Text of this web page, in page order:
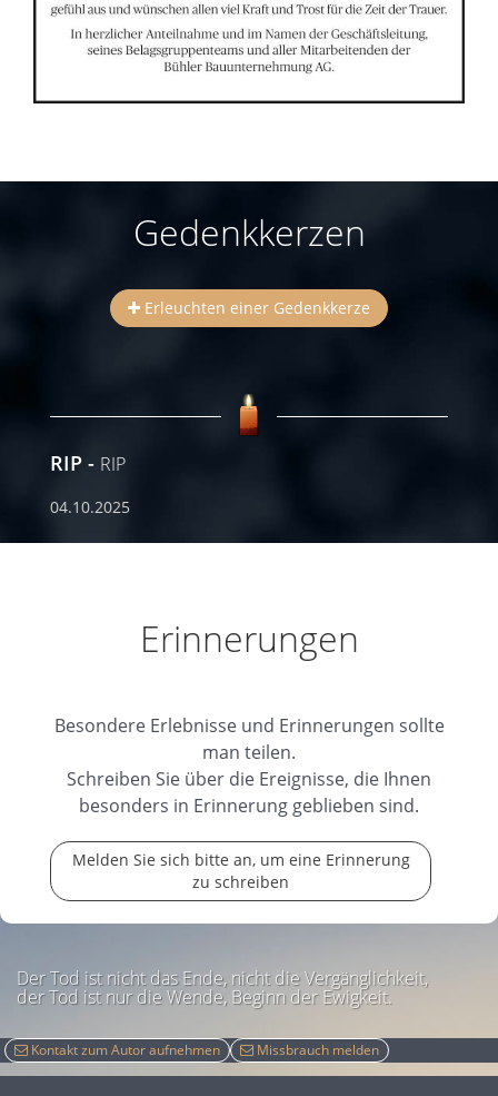
Gedenkkerzen
Erleuchten einer Gedenkkerze
RIP RIP
04.10.2025
Erinnerungen
Besondere Erlebnisse und Erinnerungen sollte
man teilen.
Schreiben Sie über die Ereignisse, die Ihnen
besonders in Erinnerung geblieben sind.
Melden Sie sich bitte an, um eine Erinnerung
zu schreiben
Der Tod ist nicht das Ende, nicht die Vergänglichkeit,
der Tod ist nur die Wende, Beginn der Ewigkeit.
Kontakt zum Autor aufnehmen Missbrauch melden